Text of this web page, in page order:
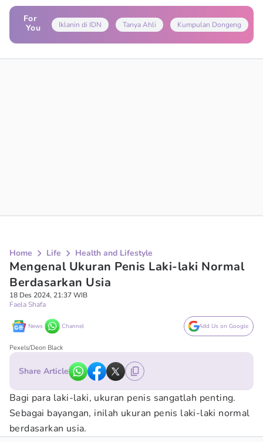
For
You
Iklanin di IDN Tanya Ahli Kumpulan Dongeng
Home Life Health and Lifestyle
Mengenal Ukuran Penis Laki-laki Normal
Berdasarkan Usia
18 Des 2024, 21:37 WIB
Faela Shafa
News Channel Add Us on Google
Pexels/Deon Black
Share Article
Bagi para laki-laki, ukuran penis sangatlah penting.
Sebagai bayangan, inilah ukuran penis laki-laki normal
berdasarkan usia.